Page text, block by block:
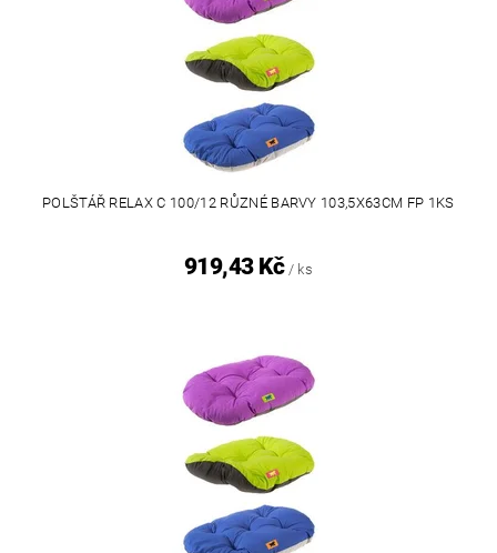
POLŠTÁŘ RELAX C 100/12 RŮZNÉ BARVY 103,5X63CM FP 1KS
919,43 Kč / ks